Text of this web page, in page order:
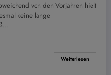
von den Vorjahren hielt
keine lange
Weiterlesen